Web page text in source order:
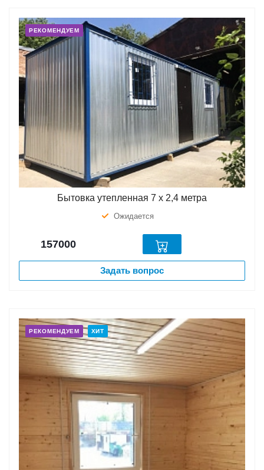
РЕКОМЕНДУЕМ
Бытовка утепленная 7 х 2,4 метра
Ожидается
157000
Задать вопрос
РЕКОМЕНДУЕМ ХИТ